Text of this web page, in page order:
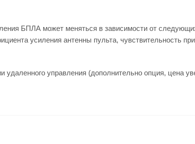
БПЛА может меняться в зависимости от
усиления антенны пульта, чувствительность
удаленного управления (дополнительно опция, цена